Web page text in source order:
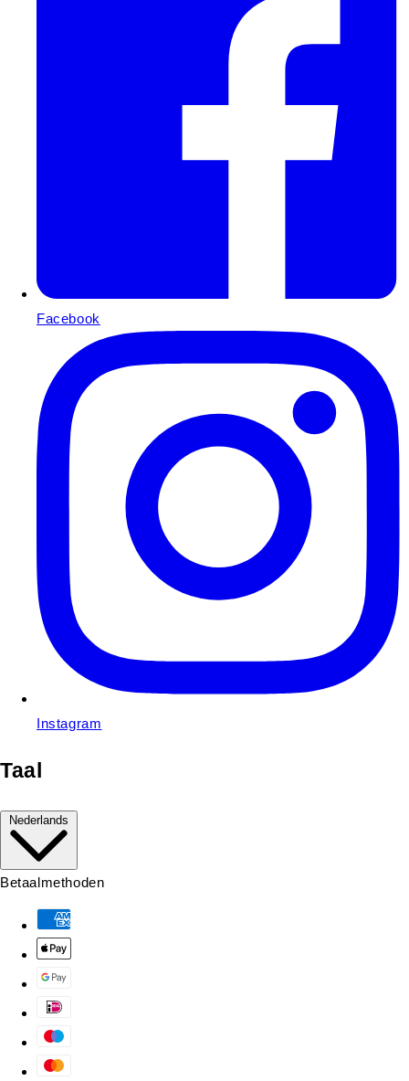
Facebook
Instagram
Taal
Nederlands
Betaalmethoden